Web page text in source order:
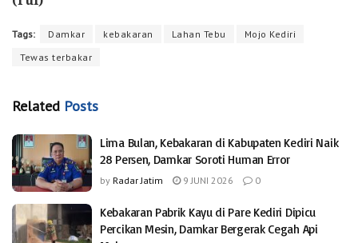
Tags: Damkar kebakaran Lahan Tebu
Mojo Kediri
Tewas terbakar
Related Posts
Lima Bulan, Kebakaran di Kabupaten Kediri Naik
28 Persen, Damkar Soroti Human Error
by Radar Jatim 9 JUNI 2026 0
Kebakaran Pabrik Kayu di Pare Kediri Dipicu
Percikan Mesin, Damkar Bergerak Cegah Api